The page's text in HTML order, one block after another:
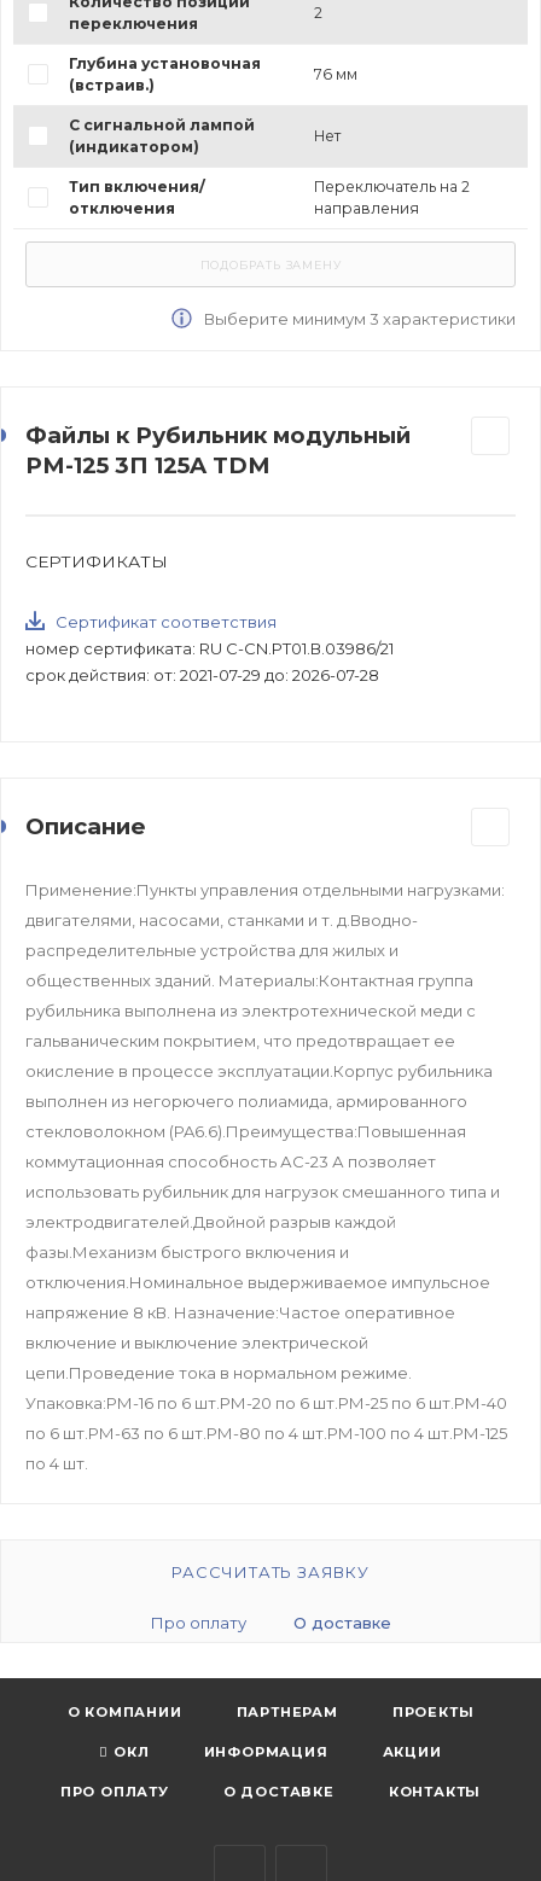
переключения
2
Глубина установочная
(встраив.)
76 мм
С сигнальной лампой
(индикатором)
Нет
Тип включения/
отключения
Переключатель на 2
направления
Выберите минимум 3 характеристики
Файлы к Рубильник модульный
РМ-125 3П 125A TDM
СЕРТИФИКАТЫ
Сертификат соответствия
номер сертификата: RU C-CN.РТ01.В.03986/21
срок действия: от: 2021-07-29 до: 2026-07-28
Описание
Применение:Пункты управления отдельными нагрузками:
двигателями, насосами, станками и т. д.Вводно-
распределительные устройства для жилых и
общественных зданий. Материалы:Контактная группа
рубильника выполнена из электротехнической меди с
гальваническим покрытием, что предотвращает ее
окисление в процессе эксплуатации.Корпус рубильника
выполнен из негорючего полиамида, армированного
стекловолокном (PA6.6).Преимущества:Повышенная
коммутационная способность АС-23 А позволяет
использовать рубильник для нагрузок смешанного типа и
электродвигателей.Двойной разрыв каждой
фазы.Механизм быстрого включения и
отключения.Номинальное выдерживаемое импульсное
напряжение 8 кВ. Назначение:Частое оперативное
включение и выключение электрической
цепи.Проведение тока в нормальном режиме.
Упаковка:РМ-16 по 6 шт.РМ-20 по 6 шт.РМ-25 по 6 шт.РМ-40
по 6 шт.РМ-63 по 6 шт.РМ-80 по 4 шт.РМ-100 по 4 шт.РМ-125
по 4 шт.
РАССЧИТАТЬ ЗАЯВКУ
Про оплату О доставке
О КОМПАНИИ ПАРТНЕРАМ ПРОЕКТЫ
ОКЛ ИНФОРМАЦИЯ АКЦИИ
ПРО ОПЛАТУ О ДОСТАВКЕ КОНТАКТЫ